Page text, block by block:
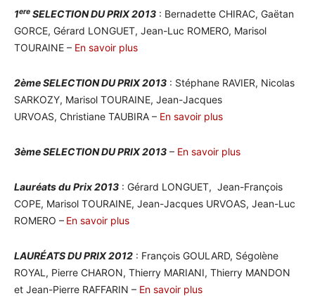
1ere SELECTION DU PRIX 2013 : Bernadette CHIRAC, Gaëtan
GORCE, Gérard LONGUET, Jean-Luc ROMERO, Marisol
TOURAINE – En savoir plus
2ème SELECTION DU PRIX 2013 : Stéphane RAVIER, Nicolas
SARKOZY, Marisol TOURAINE, Jean-Jacques
URVOAS, Christiane TAUBIRA – En savoir plus
3ème SELECTION DU PRIX 2013 – En savoir plus
Lauréats du Prix 2013 : Gérard LONGUET, Jean-François
COPE, Marisol TOURAINE, Jean-Jacques URVOAS, Jean-Luc
ROMERO – En savoir plus
LAURÉATS DU PRIX 2012 : François GOULARD, Ségolène
ROYAL, Pierre CHARON, Thierry MARIANI, Thierry MANDON
et Jean-Pierre RAFFARIN – En savoir plus